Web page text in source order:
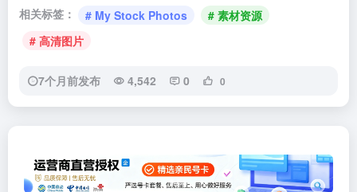
相关标签： # My Stock Photos
# 素材资源
# 高清图片
7个月前发布 4,542 0 0